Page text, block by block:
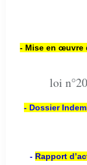
- Mise en œuvre
loi
- Dossier
- Rapport